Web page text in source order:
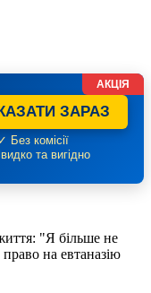
ЗАРАЗ
✓ Без комісії
та вигідно
АКЦІЯ
"Я більше не
на евтаназію